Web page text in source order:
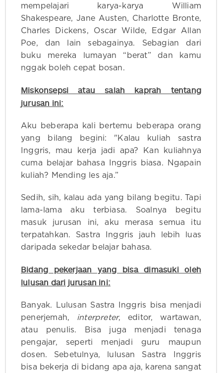
mempelajari karya-karya William
Shakespeare, Jane Austen, Charlotte Bronte,
Charles Dickens, Oscar Wilde, Edgar Allan
Poe, dan lain sebagainya. Sebagian dari
buku mereka lumayan “berat” dan kamu
nggak boleh cepat bosan.
Miskonsepsi atau salah kaprah tentang
jurusan ini:
Aku beberapa kali bertemu beberapa orang
yang bilang begini: "Kalau kuliah sastra
Inggris, mau kerja jadi apa? Kan kuliahnya
cuma belajar bahasa Inggris biasa. Ngapain
kuliah? Mending les aja.”
Sedih, sih, kalau ada yang bilang begitu. Tapi
lama-lama aku terbiasa. Soalnya begitu
masuk jurusan ini, aku merasa semua itu
terpatahkan. Sastra Inggris jauh lebih luas
daripada sekedar belajar bahasa.
Bidang pekerjaan yang bisa dimasuki oleh
lulusan dari jurusan ini:
Banyak. Lulusan Sastra Inggris bisa menjadi
penerjemah, interpreter, editor, wartawan,
atau penulis. Bisa juga menjadi tenaga
pengajar, seperti menjadi guru maupun
dosen. Sebetulnya, lulusan Sastra Inggris
bisa bekerja di bidang apa aja, karena sangat